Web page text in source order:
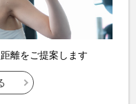
離をご提案します